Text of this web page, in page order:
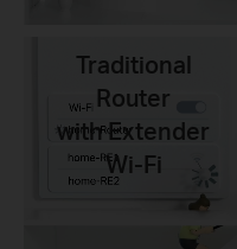
Traditional
Router
with Extender
Wi-Fi